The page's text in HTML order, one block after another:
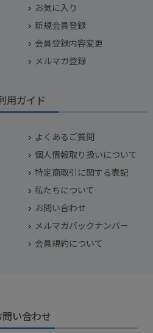
お気に入り
新規会員登録
会員登録内容変更
メルマガ登録
用ガイド
よくあるご質問
個人情報取り扱いについて
特定商取引に関する表記
私たちについて
お問い合わせ
メルマガバックナンバー
会員規約について
い合わせ